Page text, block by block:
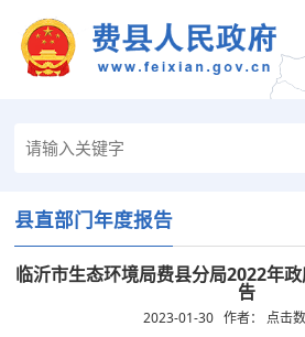
县直部门年度报告
临沂市生态环境局费县分局2022年
告
2023-01-30 作者： 点击数